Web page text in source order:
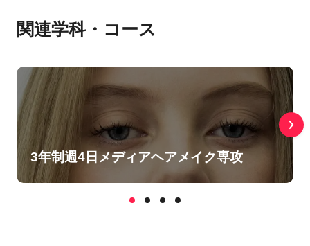
関連学科・コース
3年制週4日メディアヘアメイク専攻